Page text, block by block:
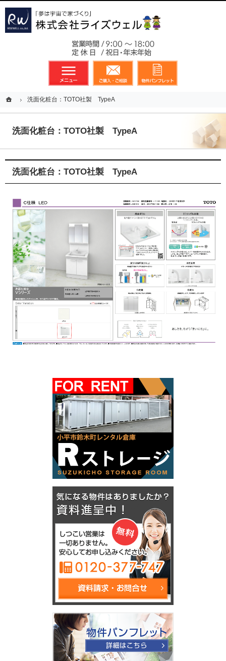
ホーム洗面化粧台：TOTO社製 TypeA
洗面化粧台：TOTO社製 TypeA
洗面化粧台：TOTO社製 TypeA
メニュー 資料請求・お問合せ
ホーム洗面化粧台：TOTO社製 TypeA